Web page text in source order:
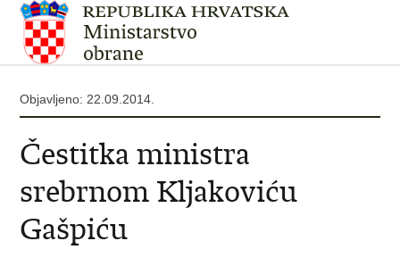
Objavljeno: 22.09.2014.
Čestitka ministra
srebrnom Kljakoviću
Gašpiću